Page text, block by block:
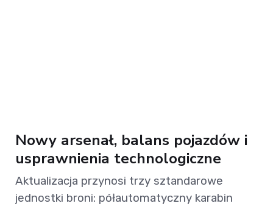
Nowy arsenał, balans pojazdów i
usprawnienia technologiczne
Aktualizacja przynosi trzy sztandarowe
jednostki broni: półautomatyczny karabin